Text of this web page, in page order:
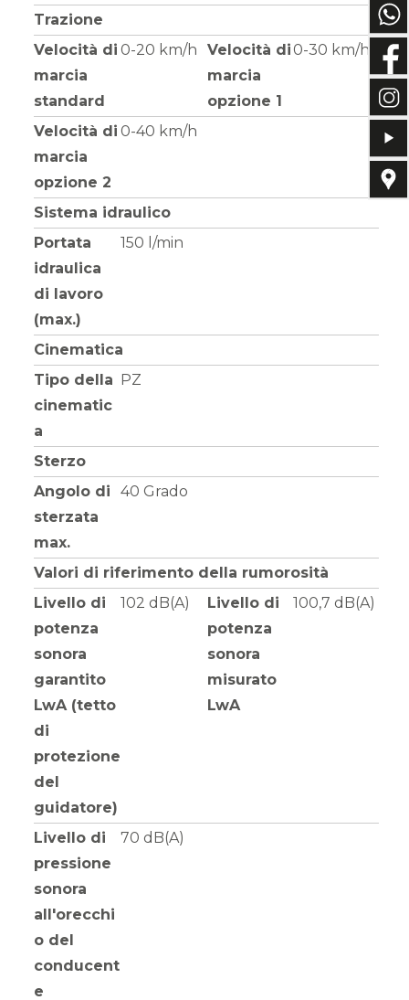
Trazione
Velocità di
marcia
standard
0-20 km/h
Velocità di
marcia
opzione 1
0-30 km/h
Velocità di
marcia
opzione 2
0-40 km/h
Sistema idraulico
Portata
idraulica
di lavoro
(max.)
150 l/min
Cinematica
Tipo della
cinematic
a
PZ
Sterzo
Angolo di
sterzata
max.
40 Grado
Valori di riferimento della rumorosità
Livello di
potenza
sonora
garantito
LwA (tetto
di
protezione
del
guidatore)
102 dB(A)
Livello di
potenza
sonora
misurato
LwA
100,7 dB(A)
Livello di
pressione
sonora
all'orecchi
o del
conducent
e
70 dB(A)